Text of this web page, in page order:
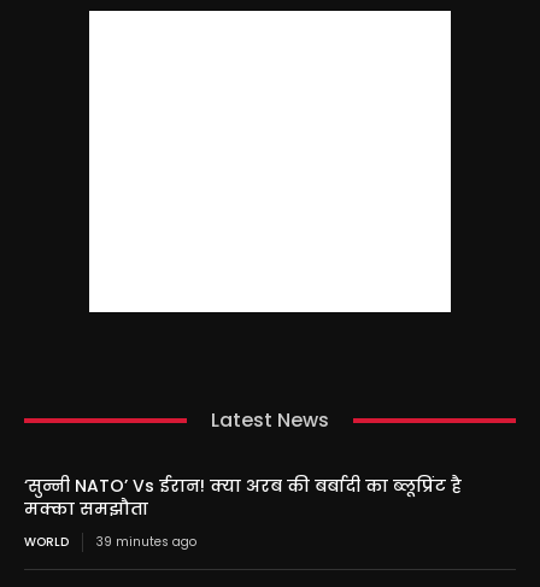
Latest News
‘सुन्नी NATO’ Vs ईरान! क्या अरब की बर्बादी का ब्लूप्रिंट है
मक्का समझौता
WORLD 39 minutes ago